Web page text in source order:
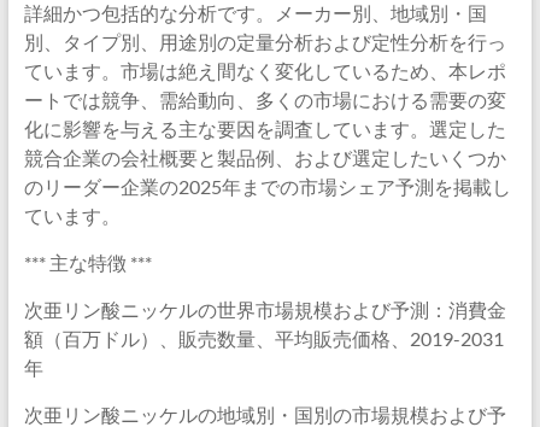
詳細かつ包括的な分析です。メーカー別、地域別・国
別、タイプ別、用途別の定量分析および定性分析を行っ
ています。市場は絶え間なく変化しているため、本レポ
ートでは競争、需給動向、多くの市場における需要の変
化に影響を与える主な要因を調査しています。選定した
競合企業の会社概要と製品例、および選定したいくつか
のリーダー企業の2025年までの市場シェア予測を掲載し
ています。
*** 主な特徴 ***
次亜リン酸ニッケルの世界市場規模および予測：消費金
額（百万ドル）、販売数量、平均販売価格、2019-2031
年
次亜リン酸ニッケルの地域別・国別の市場規模および予